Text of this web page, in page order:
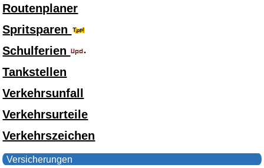
Routenplaner
Spritsparen
Schulferien
Tankstellen
Verkehrsunfall
Verkehrsurteile
Verkehrszeichen
Versicherungen